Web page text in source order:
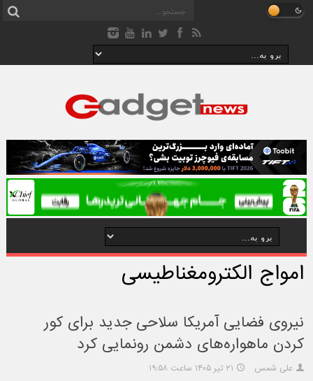
امواج الکترومغناطیسی
نیروی فضایی آمریکا سلاحی جدید برای کور
کردن ماهواره‌های دشمن رونمایی کرد
علی شمس ۲۱ تیر ۱۴۰۵ ساعت ۱۹:۵۸